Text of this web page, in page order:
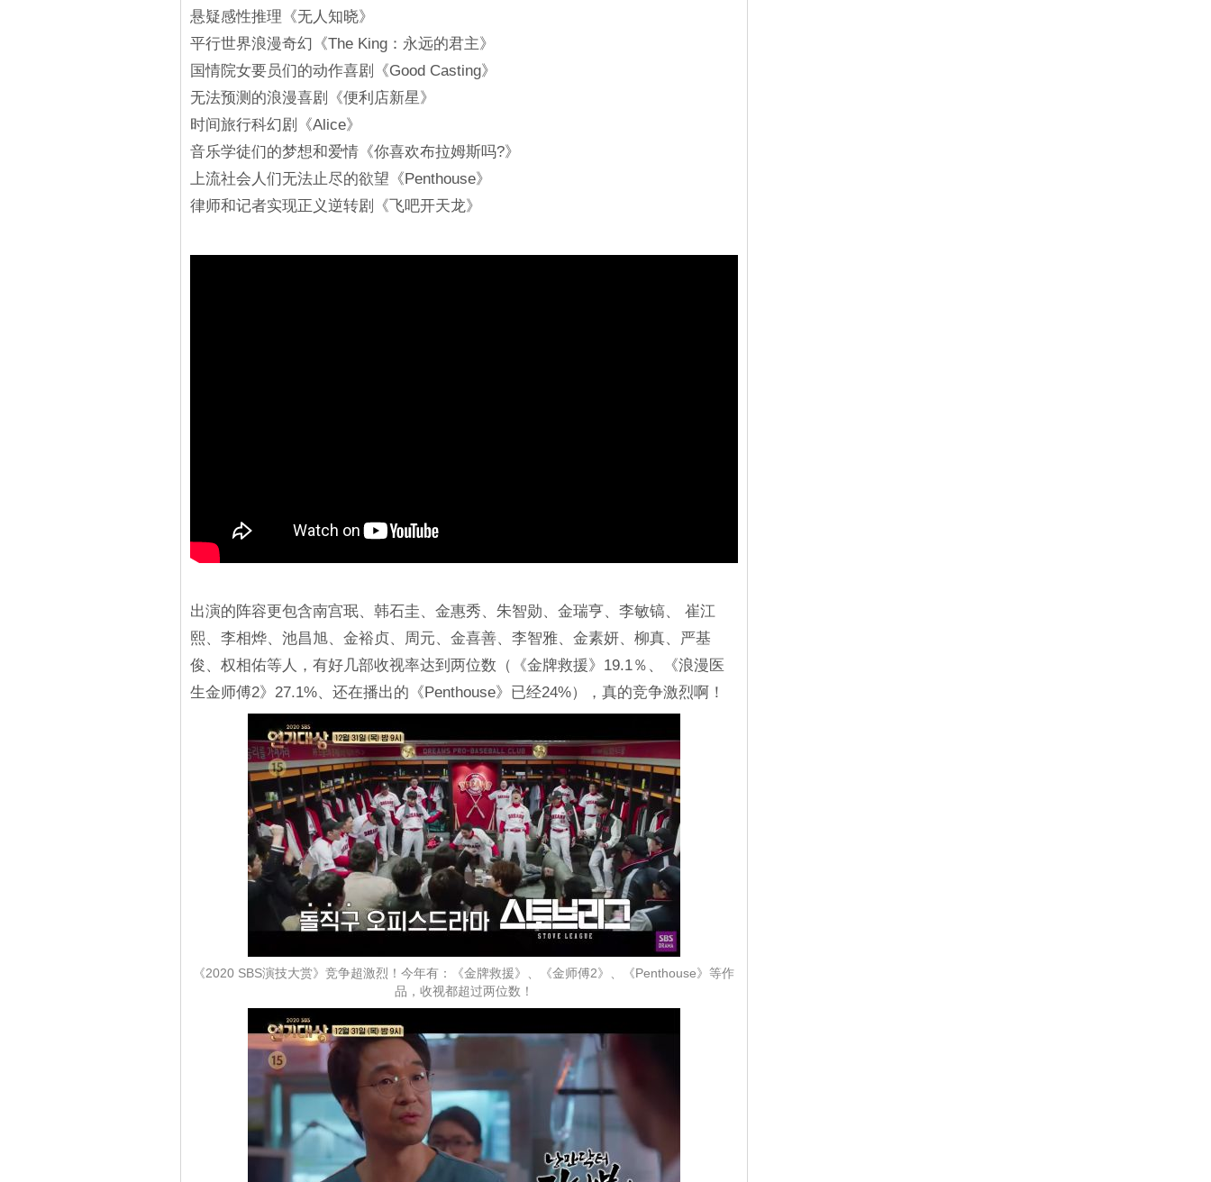
悬疑感性推理《无人知晓》
平行世界浪漫奇幻《The King：永远的君主》
国情院女要员们的动作喜剧《Good Casting》
无法预测的浪漫喜剧《便利店新星》
时间旅行科幻剧《Alice》
音乐学徒们的梦想和爱情《你喜欢布拉姆斯吗?》
上流社会人们无法止尽的欲望《Penthouse》
律师和记者实现正义逆转剧《飞吧开天龙》
出演的阵容更包含南宫珉、韩石圭、金惠秀、朱智勋、金瑞亨、李敏镐、 崔江
熙、李相烨、池昌旭、金裕贞、周元、金喜善、李智雅、金素妍、柳真、严基
俊、权相佑等人，有好几部收视率达到两位数（《金牌救援》19.1％、《浪漫医
生金师傅2》27.1%、还在播出的《Penthouse》已经24%），真的竞争激烈啊！
《2020 SBS演技大赏》竞争超激烈！今年有：《金牌救援》、《金师傅2》、《Penthouse》等作
品，收视都超过两位数！